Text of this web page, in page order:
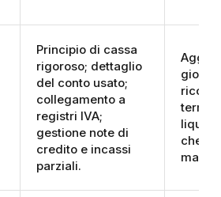
Principio di cassa
rigoroso; dettaglio
del conto usato;
collegamento a
registri IVA;
gestione note di
credito e incassi
parziali.
check